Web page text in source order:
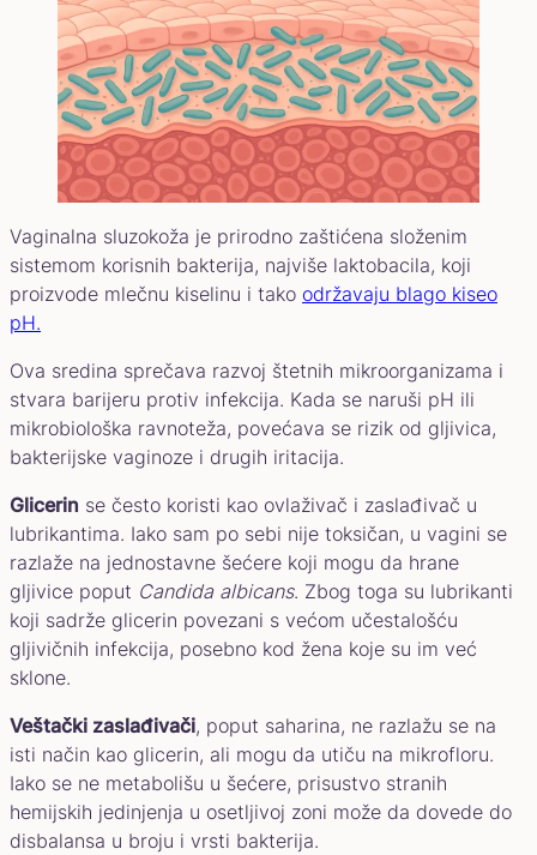
Vaginalna sluzokoža je prirodno zaštićena složenim
sistemom korisnih bakterija, najviše laktobacila, koji
proizvode mlečnu kiselinu i tako održavaju blago kiseo
pH.
Ova sredina sprečava razvoj štetnih mikroorganizama i
stvara barijeru protiv infekcija. Kada se naruši pH ili
mikrobiološka ravnoteža, povećava se rizik od gljivica,
bakterijske vaginoze i drugih iritacija.
Glicerin se često koristi kao ovlaživač i zaslađivač u
lubrikantima. Iako sam po sebi nije toksičan, u vagini se
razlaže na jednostavne šećere koji mogu da hrane
gljivice poput Candida albicans. Zbog toga su lubrikanti
koji sadrže glicerin povezani s većom učestalošću
gljivičnih infekcija, posebno kod žena koje su im već
sklone.
Veštački zaslađivači, poput saharina, ne razlažu se na
isti način kao glicerin, ali mogu da utiču na mikrofloru.
Iako se ne metabolišu u šećere, prisustvo stranih
hemijskih jedinjenja u osetljivoj zoni može da dovede do
disbalansa u broju i vrsti bakterija.